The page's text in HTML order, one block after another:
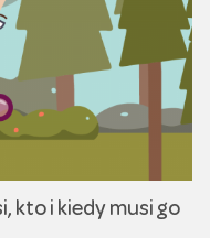
kto i kiedy musi go